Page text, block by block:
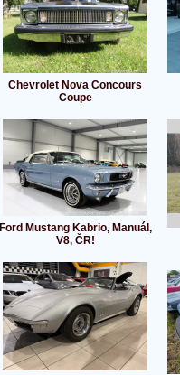
Chevrolet Nova Concours
Coupe
Ford Mustang Kabrio, Manuál,
V8, ČR!